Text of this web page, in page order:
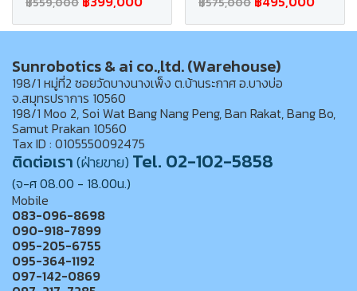
Sunrobotics & ai co.,ltd. (Warehouse)
198/1 หมู่ที่2 ซอยวัดบางนางเพ็ง ต.บ้านระกาศ อ.บางบ่อ
จ.สมุทรปราการ 10560
198/1 Moo 2, Soi Wat Bang Nang Peng, Ban Rakat, Bang Bo,
Samut Prakan 10560
Tax ID : 0105550092475
ติดต่อเรา(ฝ่ายขาย) Tel. 02-102-5858
(จ-ศ 08.00 - 18.00น.)
Mobile
083-096-8698
090-918-7899
095-205-6755
095-364-1192
097-142-0869